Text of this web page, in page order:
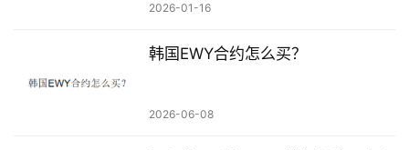
2026-01-16
韩国EWY合约怎么买？
2026-06-08